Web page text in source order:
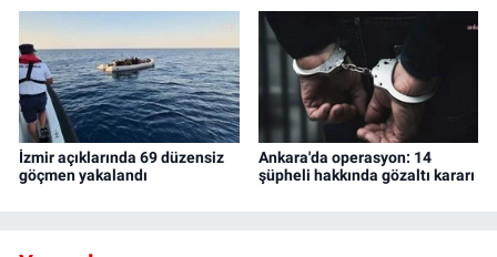
İzmir açıklarında 69 düzensiz
göçmen yakalandı
Ankara'da operasyon: 14
şüpheli hakkında gözaltı kararı